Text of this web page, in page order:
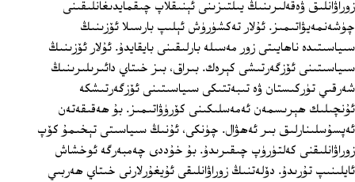
زوراۋانلىق ۋەقەلىرىنىڭ يىلتىزىنى ئېنىقلاپ چىقمايدىغانلىقىنى
چۈشەنمەيۋاتىمىز. ئۇلار تەكشۈرۈش ئېلىپ بارسىلا ئۆزىنىڭ
سىياسىتىدە ناھايىتى زور مەسىلە بارلىقىنى بايقايدۇ. ئۇلار ئۆزىنىڭ
سىياسىتىنى ئۆزگەرتىشى كېرەك. بىراق، بىز خىتاي دائىرىلىرىنىڭ
شەرقىي تۈركىستان ۋە تىبەتتىكى سىياسىتىنى ئۆزگەرتىشكە
ئۇنچىلىك ھېرىسمەن ئەمەسلىكىنى كۆرۈۋاتىمىز. بۇ ھەقىقەتەن
ئەپسۇسلىنارلىق بىر ئەھۋال. چۈنكى، ئۇنىڭ سىياسىتى تېخىمۇ كۆپ
زوراۋانلىقنى كەلتۈرۈپ چىقىرىدۇ. بۇ خۇددى چەمبەرگە ئوخشاش
ئايلىنىپ تۇرىدۇ. دۆلەتنىڭ زوراۋانلىقى ئۇيغۇرلارنى خىتاي ھەربىي